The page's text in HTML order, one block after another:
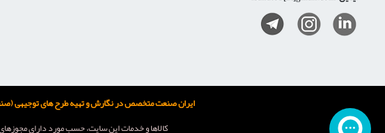
ایران صنعت متخصص در نگارش و تهیه طرح های توجیهی
كالاها و خدمات اين سایت، حسب مورد دارای